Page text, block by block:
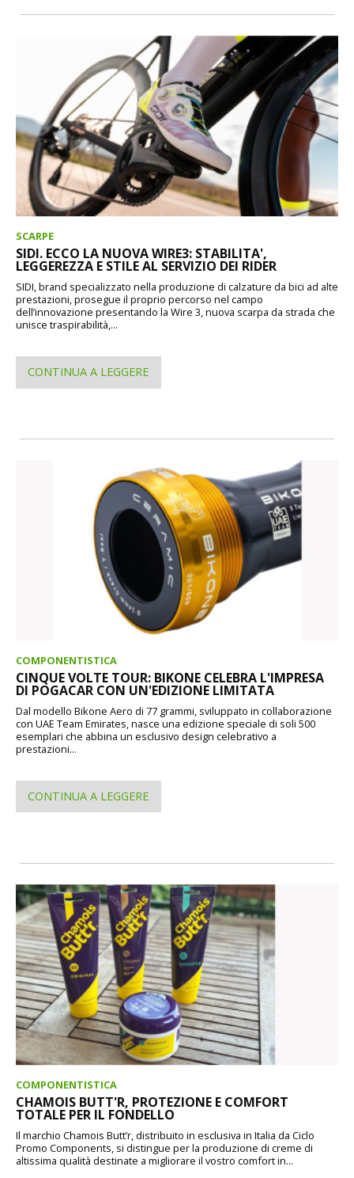
SCARPE
SIDI. ECCO LA NUOVA WIRE3: STABILITA',
LEGGEREZZA E STILE AL SERVIZIO DEI RIDER
SIDI, brand specializzato nella produzione di calzature da bici ad alte
prestazioni, prosegue il proprio percorso nel campo
dell’innovazione presentando la Wire 3, nuova scarpa da strada che
unisce traspirabilità,...
CONTINUA A LEGGERE
COMPONENTISTICA
CINQUE VOLTE TOUR: BIKONE CELEBRA L'IMPRESA
DI POGACAR CON UN'EDIZIONE LIMITATA
Dal modello Bikone Aero di 77 grammi, sviluppato in collaborazione
con UAE Team Emirates, nasce una edizione speciale di soli 500
esemplari che abbina un esclusivo design celebrativo a
prestazioni...
CONTINUA A LEGGERE
COMPONENTISTICA
CHAMOIS BUTT'R, PROTEZIONE E COMFORT
TOTALE PER IL FONDELLO
Il marchio Chamois Butt’r, distribuito in esclusiva in Italia da Ciclo
Promo Components, si distingue per la produzione di creme di
altissima qualità destinate a migliorare il vostro comfort in...